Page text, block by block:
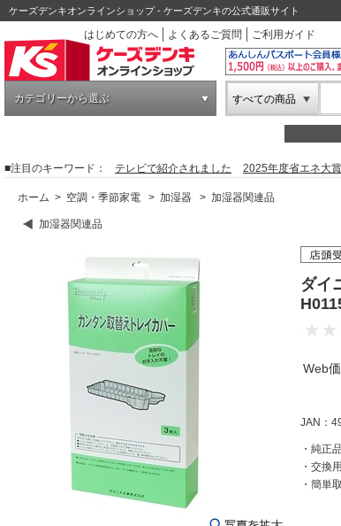
ケーズデンキオンラインショップ - ケーズデンキの公式通販サイト
はじめての方へ
よくあるご質問 ご利用ガイド
カテゴリーから選ぶ すべての商品
■注目のキーワード： テレビで紹介されました 2025年度省エネ大賞
ホーム > 空調・季節家電 > 加湿器 > 加湿器関連品
加湿器関連品
ダイ
Web
JAN：
・純正品
・交換用
・簡単